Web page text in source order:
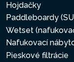
Hojdačky
Paddleboardy
Wetset
Nafukovací
Pieskové filtrácie